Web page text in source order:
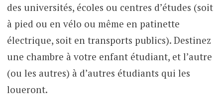
des universités, écoles ou centres d’études (soit
à pied ou en vélo ou même en patinette
électrique, soit en transports publics). Destinez
une chambre à votre enfant étudiant, et l’autre
(ou les autres) à d’autres étudiants qui les
loueront.